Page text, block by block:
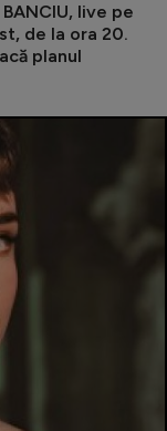
BANCIU, live pe
de la ora 20.
planul